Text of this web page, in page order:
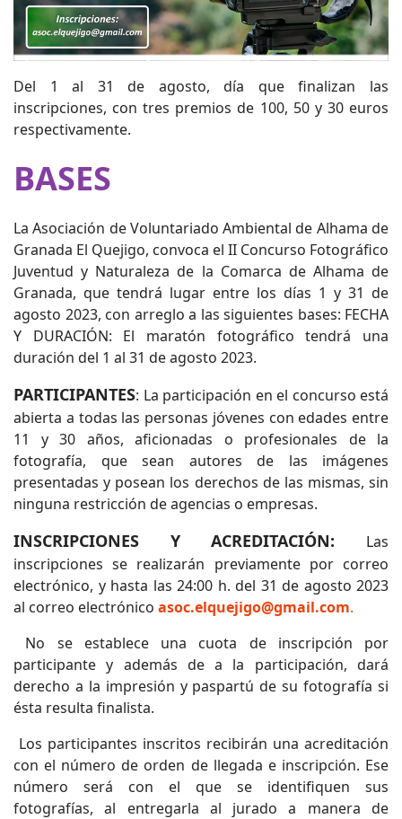
Del 1 al 31 de agosto, día que finalizan las
inscripciones, con tres premios de 100, 50 y 30 euros
respectivamente.
BASES
La Asociación de Voluntariado Ambiental de Alhama de
Granada El Quejigo, convoca el II Concurso Fotográfico
Juventud y Naturaleza de la Comarca de Alhama de
Granada, que tendrá lugar entre los días 1 y 31 de
agosto 2023, con arreglo a las siguientes bases: FECHA
Y DURACIÓN: El maratón fotográfico tendrá una
duración del 1 al 31 de agosto 2023.
PARTICIPANTES: La participación en el concurso está
abierta a todas las personas jóvenes con edades entre
11 y 30 años, aficionadas o profesionales de la
fotografía, que sean autores de las imágenes
presentadas y posean los derechos de las mismas, sin
ninguna restricción de agencias o empresas.
INSCRIPCIONES Y ACREDITACIÓN: Las
inscripciones se realizarán previamente por correo
electrónico, y hasta las 24:00 h. del 31 de agosto 2023
al correo electrónico asoc.elquejigo@gmail.com.
No se establece una cuota de inscripción por
participante y además de a la participación, dará
derecho a la impresión y paspartú de su fotografía si
ésta resulta finalista.
Los participantes inscritos recibirán una acreditación
con el número de orden de llegada e inscripción. Ese
número será con el que se identifiquen sus
fotografías, al entregarla al jurado a manera de